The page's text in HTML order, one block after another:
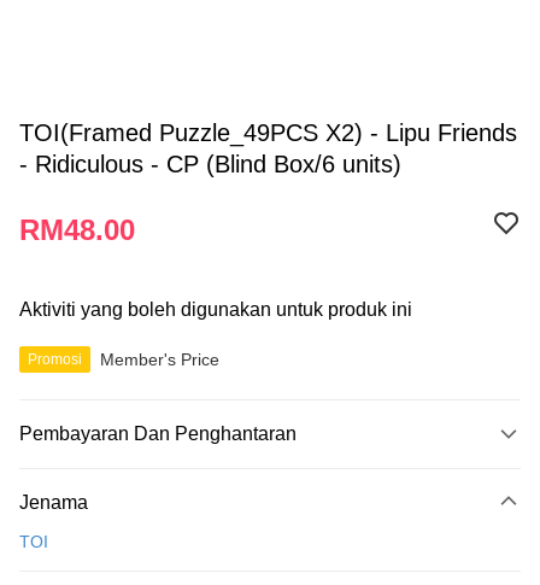
TOI(Framed Puzzle_49PCS X2) - Lipu Friends
- Ridiculous - CP (Blind Box/6 units)
RM48.00
Aktiviti yang boleh digunakan untuk produk ini
Promosi Member's Price
Pembayaran Dan Penghantaran
Kad Kredit
Jenama
TOI